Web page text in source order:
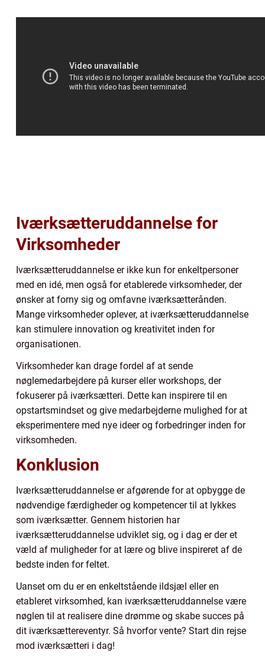
Iværksætteruddannelse for
Virksomheder
Iværksætteruddannelse er ikke kun for enkeltpersoner
med en idé, men også for etablerede virksomheder, der
ønsker at forny sig og omfavne iværksætterånden.
Mange virksomheder oplever, at iværksætteruddannelse
kan stimulere innovation og kreativitet inden for
organisationen.
Virksomheder kan drage fordel af at sende
nøglemedarbejdere på kurser eller workshops, der
fokuserer på iværksætteri. Dette kan inspirere til en
opstartsmindset og give medarbejderne mulighed for at
eksperimentere med nye ideer og forbedringer inden for
virksomheden.
Konklusion
Iværksætteruddannelse er afgørende for at opbygge de
nødvendige færdigheder og kompetencer til at lykkes
som iværksætter. Gennem historien har
iværksætteruddannelse udviklet sig, og i dag er der et
væld af muligheder for at lære og blive inspireret af de
bedste inden for feltet.
Uanset om du er en enkeltstående ildsjæl eller en
etableret virksomhed, kan iværksætteruddannelse være
nøglen til at realisere dine drømme og skabe succes på
dit iværksættereventyr. Så hvorfor vente? Start din rejse
mod iværksætteri i dag!